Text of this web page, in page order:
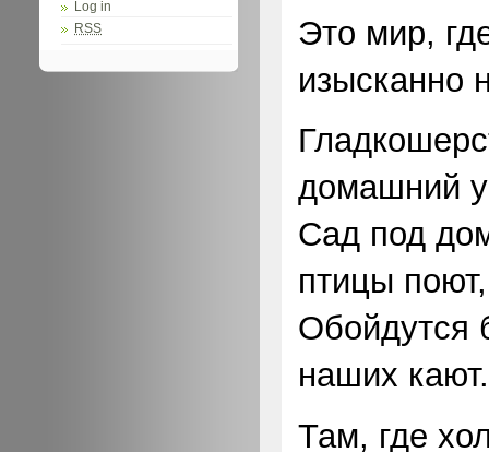
Log in
RSS
Это мир,
изысканно
домашний
Сад под
птицы поют,
Обойдутся
наших кают.
Там, где